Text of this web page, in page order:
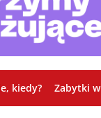
kiedy? Zabytki